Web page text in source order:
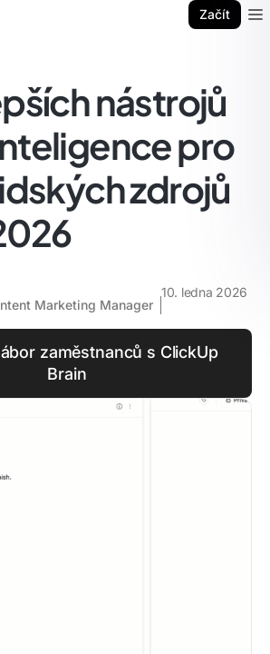
Začít
nástrojů
pro
zdrojů
Marketing Manager
10. ledna 2026
zaměstnanců s ClickUp
Brain